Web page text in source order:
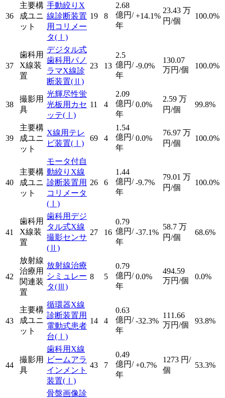
36
主要構
成ユニ
ット
手動絞りX
線診断装置
用コリメー
タ(Ⅰ)
19 8
2.68
億円/
年
+14.1%
23.43 万
円/個
100.0%
37
歯科用
X線装
置
デジタル式
歯科用パノ
ラマX線診
断装置(Ⅱ)
23 13
2.5
億円/
年
-9.0%
130.07
万円/個
100.0%
38
撮影用
具
光輝尽性蛍
光板用カセ
ッテ(Ⅰ)
11 4
2.09
億円/
年
0.0%
2.59 万
円/個
99.8%
39
主要構
成ユニ
ット
X線用テレ
ビ装置(Ⅰ)
69 4
1.54
億円/
年
0.0%
76.97 万
円/個
100.0%
40
主要構
成ユニ
ット
モータ付自
動絞りX線
診断装置用
コリメータ
(Ⅰ)
26 6
1.44
億円/
年
-9.7%
79.01 万
円/個
100.0%
41
歯科用
X線装
置
歯科用デジ
タル式X線
撮影センサ
(Ⅱ)
27 16
0.79
億円/
年
-37.1%
58.7 万
円/個
68.6%
42
放射線
治療用
関連装
置
放射線治療
シミュレー
タ(Ⅲ)
8 5
0.79
億円/
年
0.0%
494.59
万円/個
0.0%
43
主要構
成ユニ
ット
循環器X線
診断装置用
電動式患者
台(Ⅰ)
14 4
0.63
億円/
年
-32.3%
111.66
万円/個
93.8%
44
撮影用
具
歯科用X線
ビームアラ
インメント
装置(Ⅰ)
43 7
0.49
億円/
年
+0.7%
1273 円/
個
53.3%
骨盤画像診